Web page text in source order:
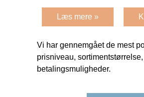
Læs mere »
Vi har gennemgået de mest
prisniveau,
betalingsmuligheder.